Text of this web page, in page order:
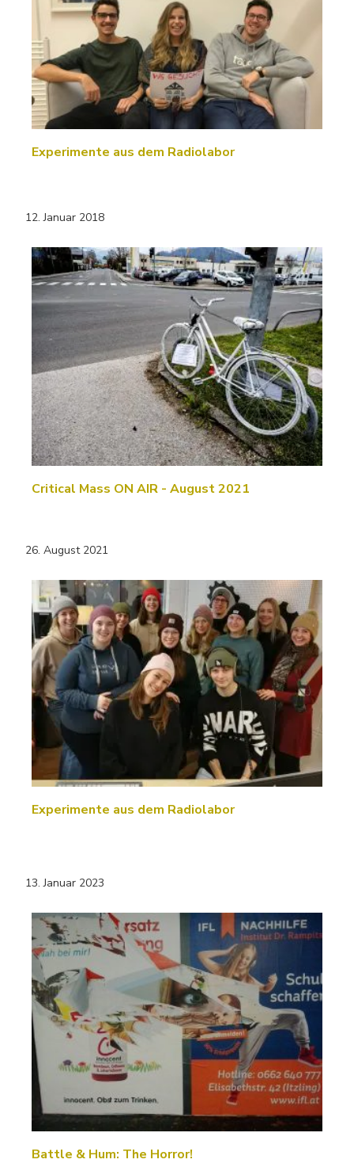
Experimente aus dem Radiolabor
12. Januar 2018
Critical Mass ON AIR - August 2021
26. August 2021
Experimente aus dem Radiolabor
13. Januar 2023
Battle & Hum: The Horror!